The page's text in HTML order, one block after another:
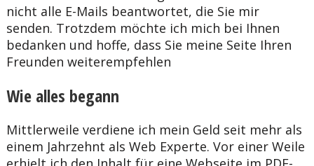
nicht alle E-Mails beantwortet, die Sie mir
senden. Trotzdem möchte ich mich bei Ihnen
bedanken und hoffe, dass Sie meine Seite Ihren
Freunden weiterempfehlen
Wie alles begann
Mittlerweile verdiene ich mein Geld seit mehr als
einem Jahrzehnt als Web Experte. Vor einer Weile